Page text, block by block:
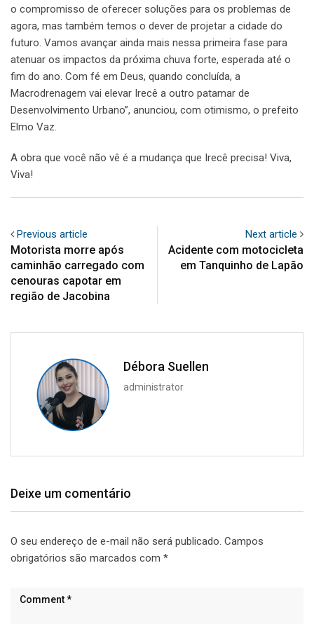
o compromisso de oferecer soluções para os problemas de
agora, mas também temos o dever de projetar a cidade do
futuro. Vamos avançar ainda mais nessa primeira fase para
atenuar os impactos da próxima chuva forte, esperada até o
fim do ano. Com fé em Deus, quando concluída, a
Macrodrenagem vai elevar Irecê a outro patamar de
Desenvolvimento Urbano”, anunciou, com otimismo, o prefeito
Elmo Vaz.
A obra que você não vê é a mudança que Irecê precisa! Viva,
Viva!
Previous article
Motorista morre após
caminhão carregado com
cenouras capotar em
região de Jacobina
Next article
Acidente com motocicleta
em Tanquinho de Lapão
Débora Suellen
administrator
Deixe um comentário
O seu endereço de e-mail não será publicado. Campos
obrigatórios são marcados com *